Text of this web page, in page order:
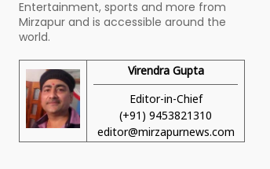
Entertainment, sports and more from
Mirzapur and is accessible around the
world.
Virendra Gupta
Editor-in-Chief
(+91) 9453821310
editor@mirzapurnews.com